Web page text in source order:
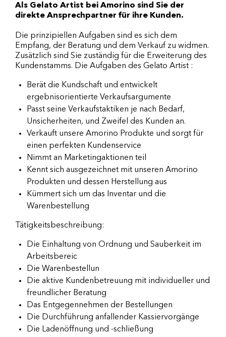
Als Gelato Artist bei Amorino sind Sie der
direkte Ansprechpartner für ihre Kunden.
Die prinzipiellen Aufgaben sind es sich dem
Empfang, der Beratung und dem Verkauf zu widmen.
Zusätzlich sind Sie zuständig für die Erweiterung des
Kundenstamms. Die Aufgaben des Gelato Artist :
Berät die Kundschaft und entwickelt
ergebnisorientierte Verkaufsargumente
Passt seine Verkaufstaktiken je nach Bedarf,
Unsicherheiten, und Zweifel des Kunden an.
Verkauft unsere Amorino Produkte und sorgt für
einen perfekten Kundenservice
Nimmt an Marketingaktionen teil
Kennt sich ausgezeichnet mit unseren Amorino
Produkten und dessen Herstellung aus
Kümmert sich um das Inventar und die
Warenbestellung
Tätigkeitsbeschreibung:
Die Einhaltung von Ordnung und Sauberkeit im
Arbeitsbereic
Die Warenbestellun
Die aktive Kundenbetreuung mit individueller und
freundlicher Beratung
Das Entgegennehmen der Bestellungen
Die Durchführung anfallender Kassiervorgänge
Die Ladenöffnung und -schließung